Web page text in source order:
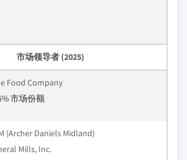
市场领导者 (2025)
Food Company
市场份额
(Archer Daniels Midland)
Mills, Inc.